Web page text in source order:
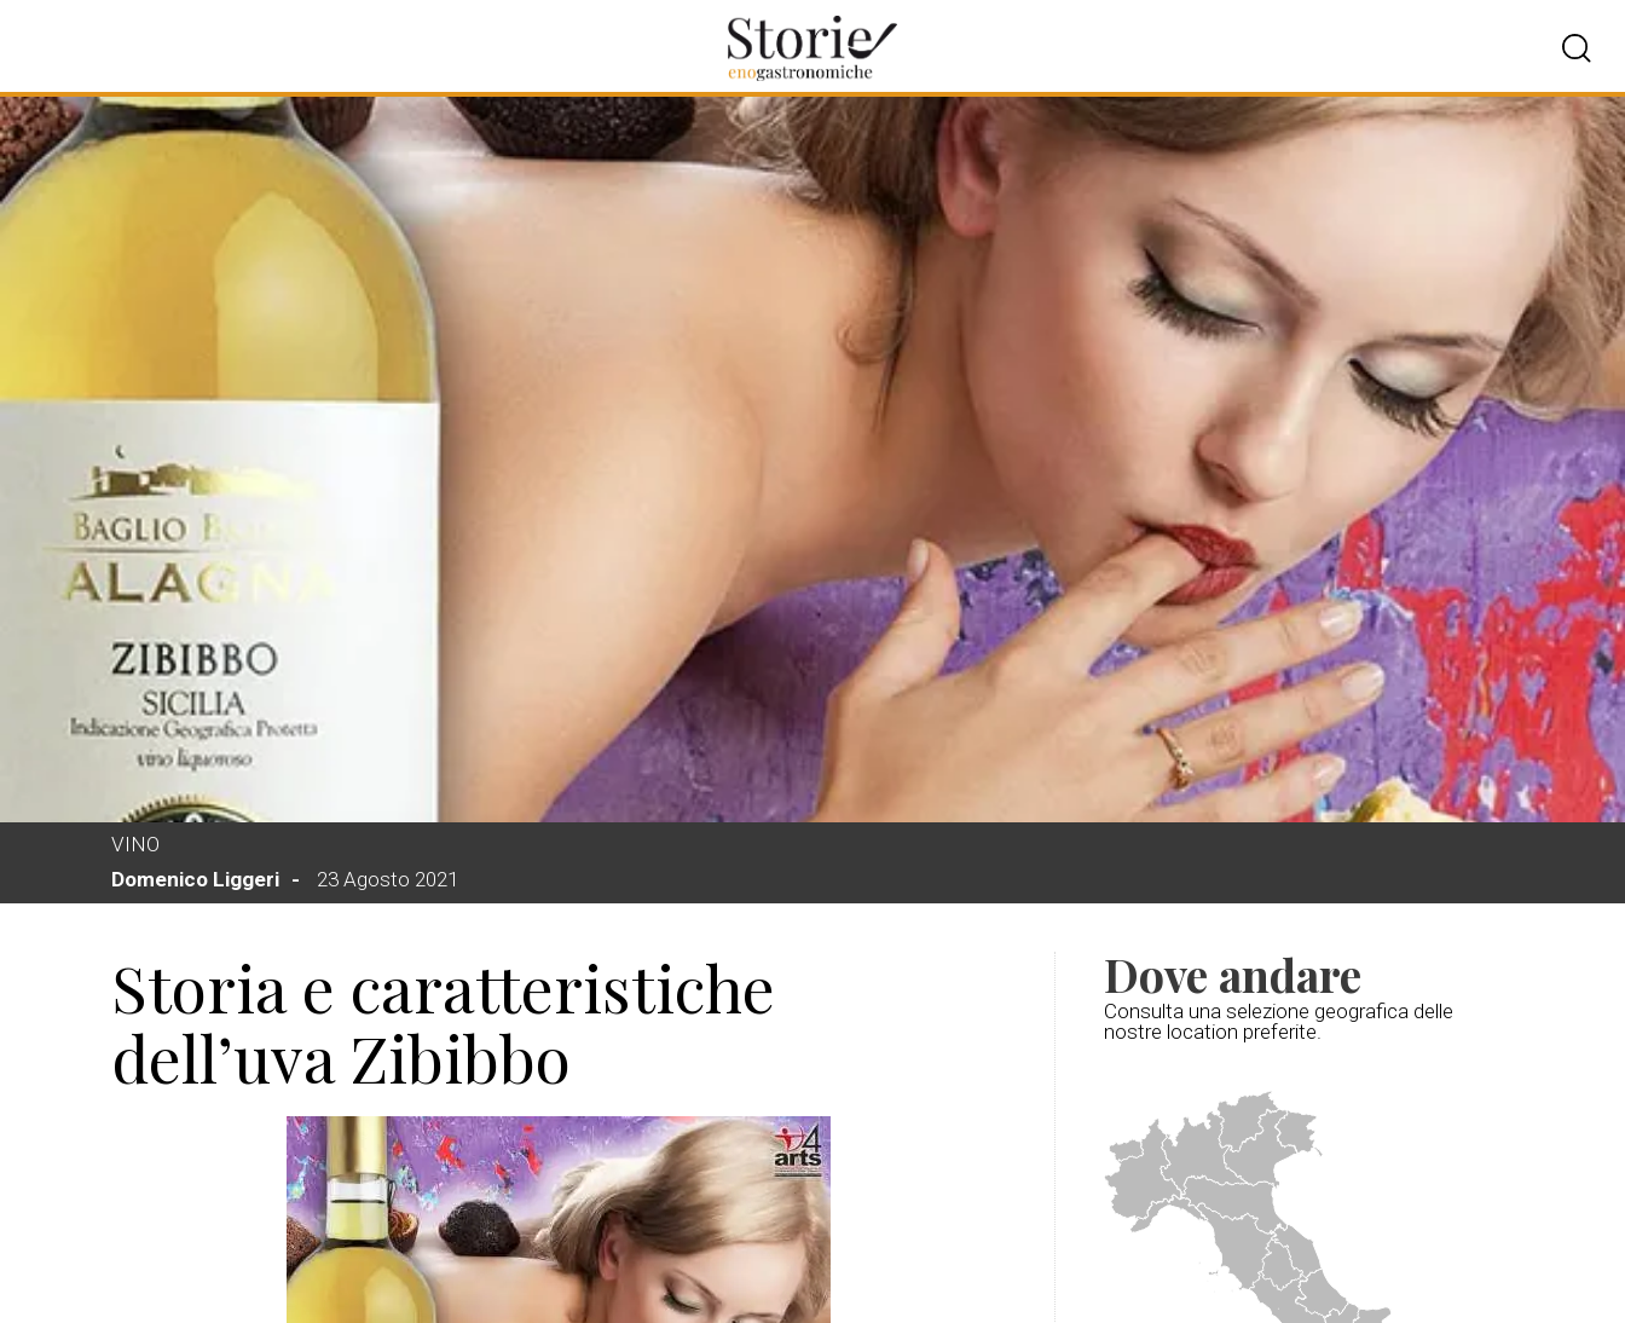
VINO
Domenico Liggeri
23 Agosto 2021
Storia e caratteristiche
dell’uva Zibibbo
Dove andare
Consulta una selezione geografica delle
nostre location preferite.